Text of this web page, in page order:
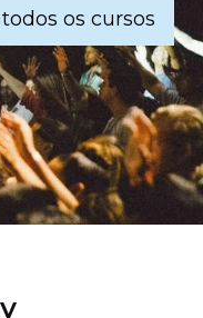
os cursos